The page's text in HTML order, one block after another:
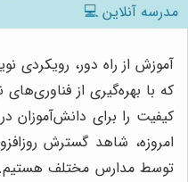
مدرسه آنلاین 💻
آموزش از راه دور،
که با بهره‌گیری از
کیفیت را برای دانش‌آموزان
امروزه، شاهد گسترش
توسط مدارس مختلف هستیم.